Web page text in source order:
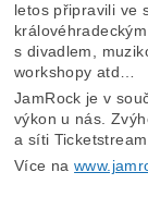
letos připravili ve
s divadlem,
workshopy atd…
JamRock je v
výkon u nás.
a síti
Více na